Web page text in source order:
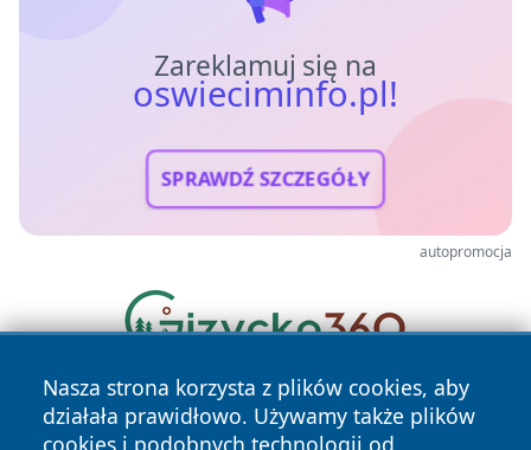
Zareklamuj się na
oswieciminfo.pl!
SPRAWDŹ SZCZEGÓŁY
autopromocja
Nasza strona korzysta z plików cookies, aby
działała prawidłowo. Używamy także plików
cookies i podobnych technologii od